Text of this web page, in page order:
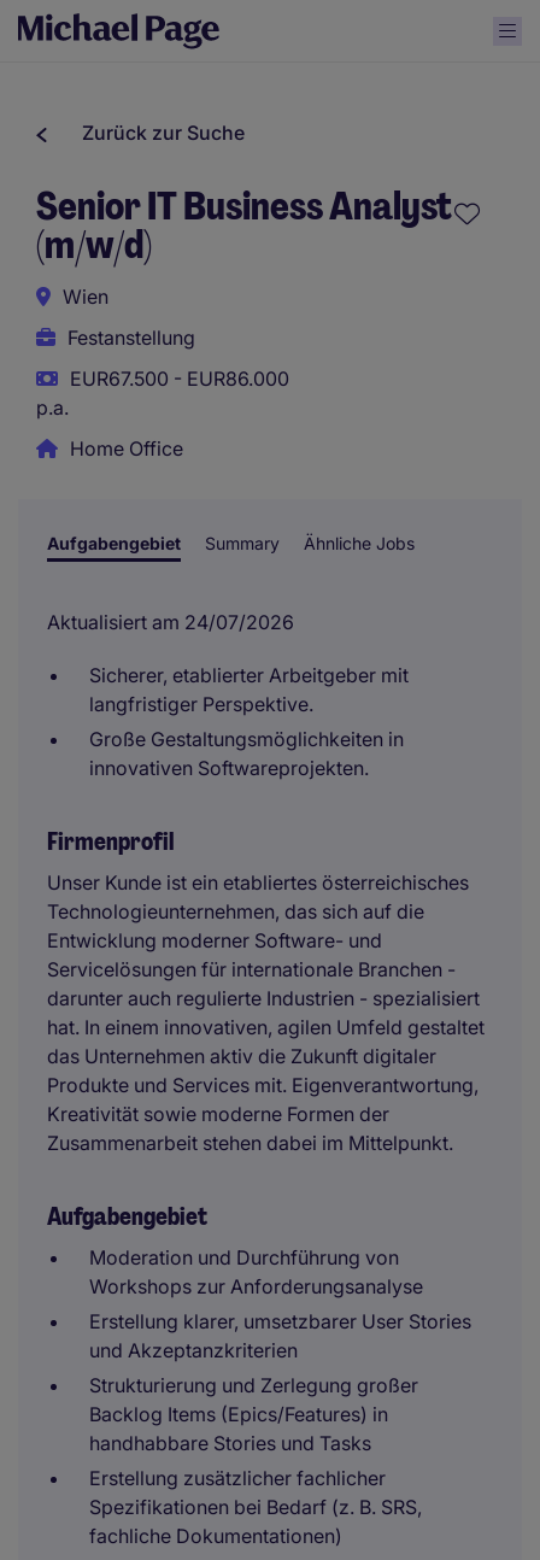
Zurück zur Suche
Senior IT Business Analyst
(m/w/d)
Wien
Festanstellung
EUR67.500 - EUR86.000
p.a.
Home Office
Aufgabengebiet Summary Ähnliche Jobs
Aktualisiert am 24/07/2026
Sicherer, etablierter Arbeitgeber mit
langfristiger Perspektive.
Große Gestaltungsmöglichkeiten in
innovativen Softwareprojekten.
Firmenprofil
Unser Kunde ist ein etabliertes österreichisches
Technologieunternehmen, das sich auf die
Entwicklung moderner Software- und
Servicelösungen für internationale Branchen -
darunter auch regulierte Industrien - spezialisiert
hat. In einem innovativen, agilen Umfeld gestaltet
das Unternehmen aktiv die Zukunft digitaler
Produkte und Services mit. Eigenverantwortung,
Kreativität sowie moderne Formen der
Zusammenarbeit stehen dabei im Mittelpunkt.
Aufgabengebiet
Moderation und Durchführung von
Workshops zur Anforderungsanalyse
Erstellung klarer, umsetzbarer User Stories
und Akzeptanzkriterien
Strukturierung und Zerlegung großer
Backlog Items (Epics/Features) in
handhabbare Stories und Tasks
Erstellung zusätzlicher fachlicher
Spezifikationen bei Bedarf (z. B. SRS,
fachliche Dokumentationen)